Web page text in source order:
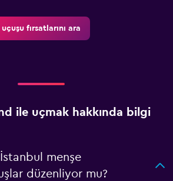
uçuşu fırsatlarını ara
ile uçmak hakkında bilgi
menşe
düzenliyor mu?